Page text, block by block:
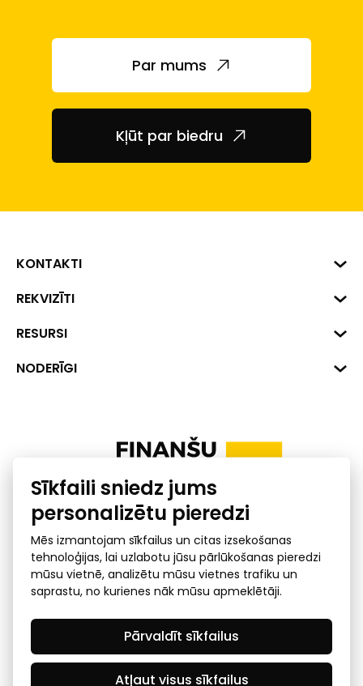
Par mums
Kļūt par biedru
KONTAKTI
Biznesa centrs "VERDE" Roberta
1045
+371 287 18175
REKVIZĪTI
Reģ. Nr. 40008002175
Banka: SEB Banka
RESURSI
Dati
Uzņēmumu kredītspējas kalkulators
NODERĪGI
Ombuds
Privātuma politika
GDPR subjekta piekļuves
pieprasījums
© 2026 Latvijas Finanšu nozares asociācija - visas tiesības
rezervētas
Sīkfaili sniedz jums
personalizētu pieredzi
Mēs izmantojam sīkfailus un citas izsekošanas
tehnoloģijas, lai uzlabotu jūsu pārlūkošanas pieredzi
mūsu vietnē, analizētu mūsu vietnes trafiku un
saprastu, no kurienes nāk mūsu apmeklētāji.
Atļaut visus sīkfailus
Pārvaldīt sīkfailus